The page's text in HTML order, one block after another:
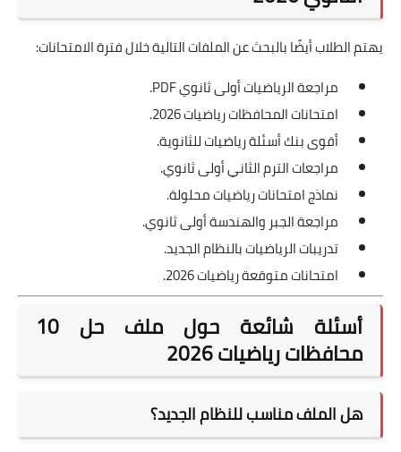
يهتم الطلاب أيضًا بالبحث عن الملفات التالية خلال فترة الامتحانات:
مراجعة الرياضيات أولى ثانوي PDF.
امتحانات المحافظات رياضيات 2026.
أقوى بنك أسئلة رياضيات للثانوية.
مراجعات الترم الثاني أولى ثانوي.
نماذج امتحانات رياضيات محلولة.
مراجعة الجبر والهندسة أولى ثانوي.
تدريبات الرياضيات بالنظام الجديد.
امتحانات متوقعة رياضيات 2026.
أسئلة شائعة حول ملف حل 10
محافظات رياضيات 2026
هل الملف مناسب للنظام الجديد؟